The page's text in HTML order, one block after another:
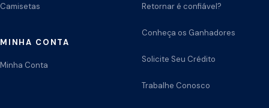
Camisetas
MINHA CONTA
Minha Conta
Retornar é confiável?
Conheça os Ganhadores
Solicite Seu Crédito
Trabalhe Conosco